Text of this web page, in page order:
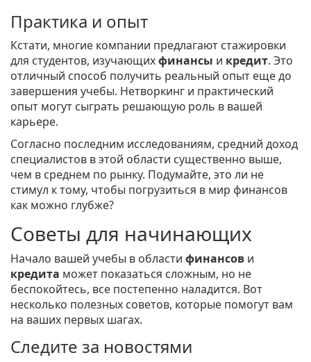
Практика и опыт
Кстати, многие компании предлагают стажировки
для студентов, изучающихфинансы и кредит. Это
отличный способ получить реальный опыт еще до
завершения учебы. Нетворкинг и практический
опыт могут сыграть решающую роль в вашей
карьере.
Согласно последним исследованиям, средний доход
специалистов в этой области существенно выше,
чем в среднем по рынку. Подумайте, это ли не
стимул к тому, чтобы погрузиться в мир финансов
как можно глубже?
Советы для начинающих
Начало вашей учебы в области финансов и
кредита может показаться сложным, но не
беспокойтесь, все постепенно наладится. Вот
несколько полезных советов, которые помогут вам
на ваших первых шагах.
Следите за новостями